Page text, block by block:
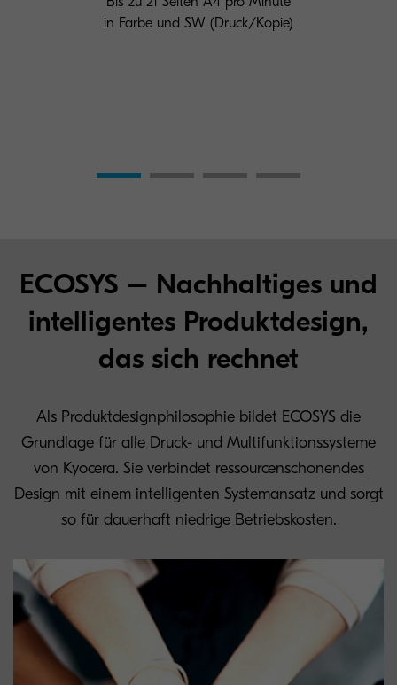
in Farbe und SW (Druck/Kopie)
ECOSYS – Nachhaltiges und
intelligentes Produktdesign,
das sich rechnet
Als Produktdesignphilosophie bildet ECOSYS die
Grundlage für alle Druck- und Multifunktionssysteme
von Kyocera. Sie verbindet ressourcenschonendes
Design mit einem intelligenten Systemansatz und sorgt
so für dauerhaft niedrige Betriebskosten.